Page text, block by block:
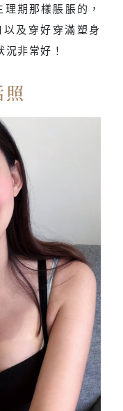
期那樣脹脹的，
及穿好穿滿塑身
非常好！